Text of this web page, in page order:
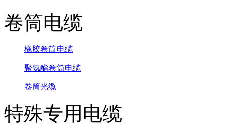
卷筒电缆
橡胶卷筒电缆
聚氨酯卷筒电缆
卷筒光缆
特殊专用电缆